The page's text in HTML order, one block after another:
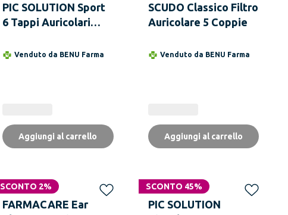
PIC SOLUTION Sport
6 Tappi Auricolari
Venduto da BENU Farma
Aggiungi al carrello
SCUDO Classico Filtro
Auricolare 5 Coppie
Venduto da BENU Farma
Aggiungi al carrello
SCONTO 2%
FARMACARE Ear
SCONTO 45%
PIC SOLUTION